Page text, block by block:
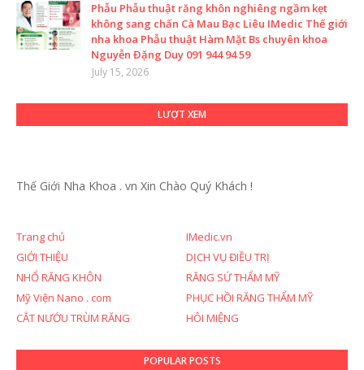
Phẫu Phẫu thuật răng khôn nghiêng ngầm kẹt
không sang chấn Cà Mau Bạc Liêu IMedic Thế giới
nha khoa Phẫu thuật Hàm Mặt Bs chuyên khoa
Nguyễn Đặng Duy 091 944 94 59
July 15, 2026
LƯỢT XEM
Thế Giới Nha Khoa . vn Xin Chào Quý Khách !
Trang chủ
IMedic.vn
GIỚI THIỆU
DỊCH VỤ ĐIỀU TRỊ
NHỔ RĂNG KHÔN
RĂNG SỨ THẨM MỸ
Mỹ Viện Nano . com
PHỤC HỒI RĂNG THẨM MỸ
CẮT NƯỚU TRÙM RĂNG
HÔI MIỆNG
POPULAR POSTS